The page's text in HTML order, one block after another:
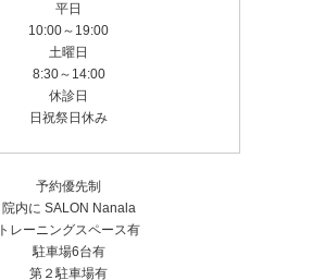
平日
10:00～19:00
土曜日
8:30～14:00
休診日
日祝祭日休み
予約優先制
院内に SALON Nanala
トレーニングスペース有
駐車場6台有
第２駐車場有